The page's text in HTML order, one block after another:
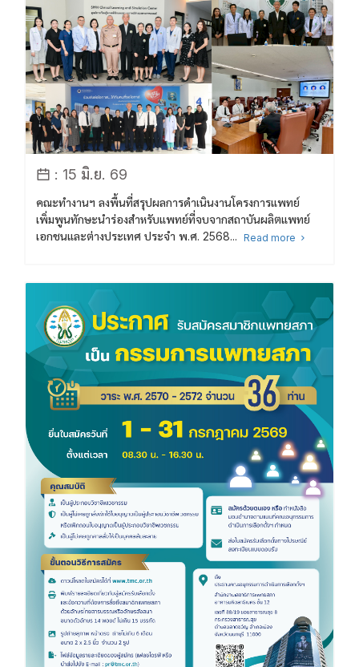
: 15 มิ.ย. 69
คณะทำงานฯ ลงพื้นที่สรุปผลการดำเนินงานโครงการแพทย์
เพิ่มพูนทักษะนำร่องสำหรับแพทย์ที่จบจากสถาบันผลิตแพทย์
เอกชนและต่างประเทศ ประจำ พ.ศ. 2568... Read more